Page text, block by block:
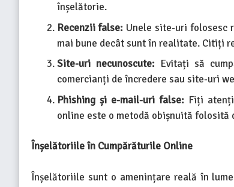
înșelătorie.
Recenzii false: Unele site-uri folosesc
mai bune decât sunt în realitate. Citiți
Site-uri necunoscute:Evitați să
comercianți de încredere sau site-uri
Phishing și e-mail-uri false:Fiți atenți
online este o metodă obișnuită
Înșelătoriile în Cumpărăturile Online
Înșelătoriile sunt o amenințare reală în